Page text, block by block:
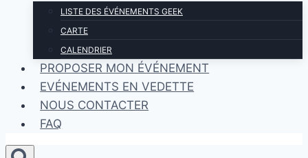
LISTE DES ÉVÉNEMENTS GEEK
CARTE
CALENDRIER
PROPOSER MON ÉVÉNEMENT
EVÉNEMENTS EN VEDETTE
NOUS CONTACTER
FAQ